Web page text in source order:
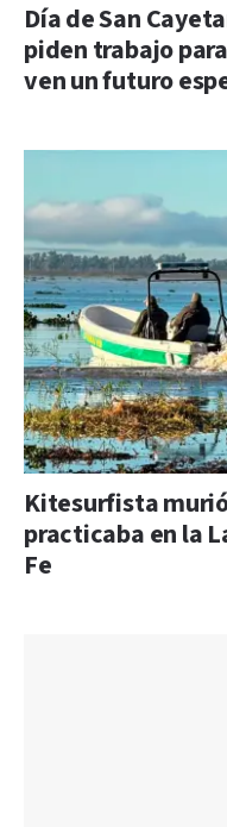
Día de San
piden trabajo
ven un futuro
Kitesurfista
practicaba en la
Fe